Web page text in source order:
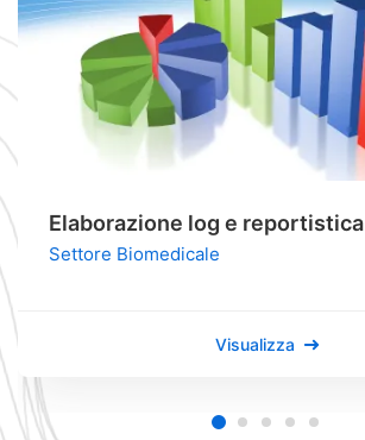
Elaborazione log e reportistica
Settore Biomedicale
Visualizza